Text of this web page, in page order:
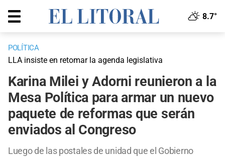
8.7°
POLÍTICA
LLA insiste en retomar la agenda legislativa
Karina Milei y Adorni reunieron a la
Mesa Política para armar un nuevo
paquete de reformas que serán
enviados al Congreso
Luego de las postales de unidad que el Gobierno